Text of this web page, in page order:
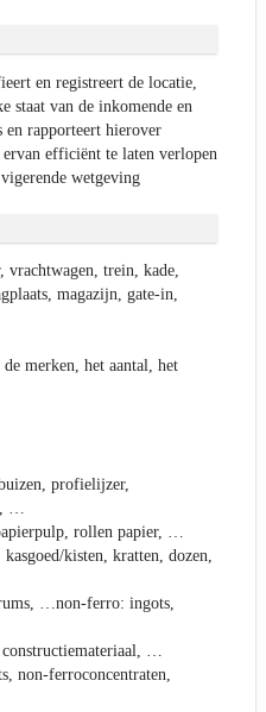
en registreert de locatie,
staat van de inkomende en
en rapporteert hierover
efficiënt te laten verlopen
wetgeving
vrachtwagen, trein, kade,
magazijn, gate-in,
merken, het aantal, het
profielijzer,
…
rollen papier, …
kisten, kratten, dozen,
…non-ferro: ingots,
constructiemateriaal, …
non-ferroconcentraten,